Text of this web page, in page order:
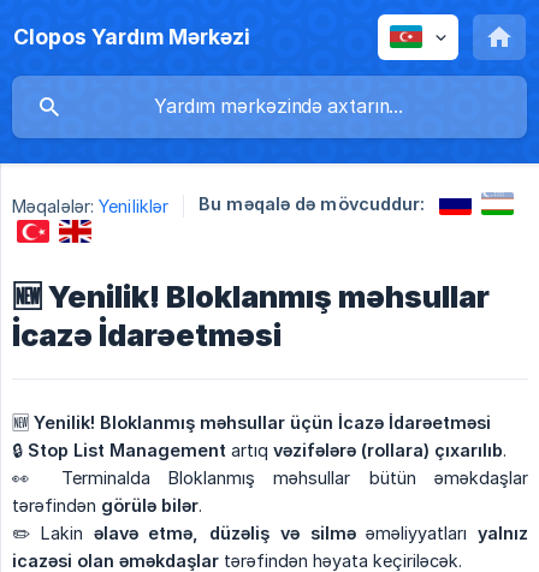
Clopos Yardım Mərkəzi
Məqalələr: Yeniliklər Bu məqalə də mövcuddur:
🆕 Yenilik! Bloklanmış məhsullar
İcazə İdarəetməsi
🆕 Yenilik! Bloklanmış məhsullar üçün İcazə İdarəetməsi
🔒 Stop List Management artıq vəzifələrə (rollara) çıxarılıb.
👀 Terminalda Bloklanmış məhsullar bütün əməkdaşlar
tərəfindən görülə bilər.
✏️ Lakin əlavə etmə, düzəliş və silməəməliyyatları yalnız
icazəsi olan əməkdaşlar tərəfindən həyata keçiriləcək.